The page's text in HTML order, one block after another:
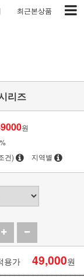
최근본상품
리즈
원
건) 지역별
용가 49,000원